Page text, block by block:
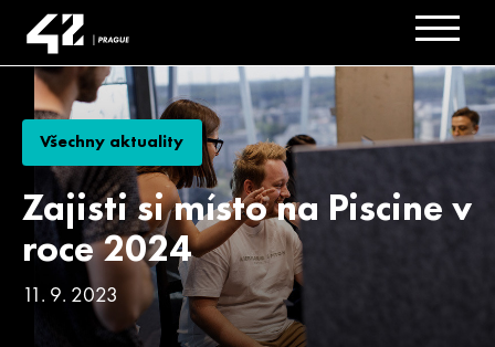
Všechny aktuality
Zajisti si místo na Piscine v
roce 2024
11. 9. 2023